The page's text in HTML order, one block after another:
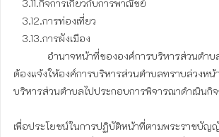
ต้องแจ้งให้องค์การบริหารส่วนตำบลทราบล่วงห
บริหารส่วนตำบลไปประกอบการพิจารณาดำเนินกิ
เพื่อประโยชน์ในการปฏิบัติหน้าที่ตามพระราชบัญ